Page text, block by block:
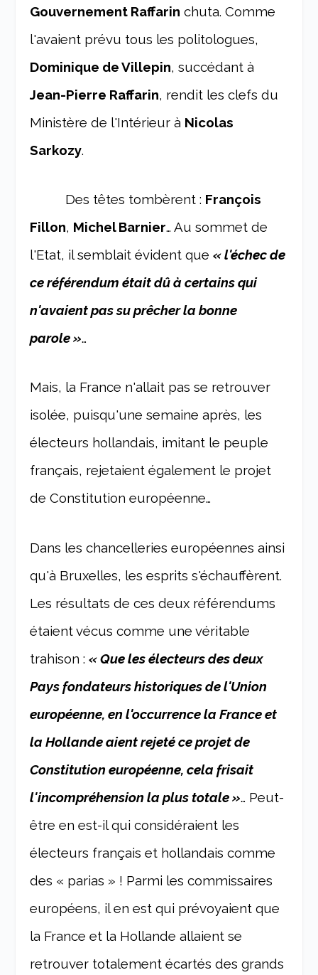
Gouvernement Raffarin chuta. Comme
l'avaient prévu tous les politologues,
Dominique de Villepin, succédant à
Jean-Pierre Raffarin, rendit les clefs du
Ministère de l'Intérieur à Nicolas
Sarkozy.
Des têtes tombèrent : François
Fillon, Michel Barnier… Au sommet de
l'Etat, il semblait évident que« l'échec de
ce référendum était dû à certains qui
n'avaient pas su prêcher la bonne
parole »…
Mais, la France n'allait pas se retrouver
isolée, puisqu'une semaine après, les
électeurs hollandais, imitant le peuple
français, rejetaient également le projet
de Constitution européenne…
Dans les chancelleries européennes ainsi
qu'à Bruxelles, les esprits s'échauffèrent.
Les résultats de ces deux référendums
étaient vécus comme une véritable
trahison :« Que les électeurs des deux
Pays fondateurs historiques de l'Union
européenne, en l'occurrence la France et
la Hollande aient rejeté ce projet de
Constitution européenne, cela frisait
l'incompréhension la plus totale »… Peut-
être en est-il qui considéraient les
électeurs français et hollandais comme
des « parias » ! Parmi les commissaires
européens, il en est qui prévoyaient que
la France et la Hollande allaient se
retrouver totalement écartés des grands